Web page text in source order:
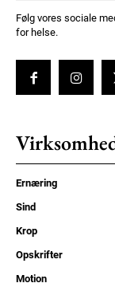
Følg vores sociale
for helse.
Ernæring
Sind
Krop
Opskrifter
Motion